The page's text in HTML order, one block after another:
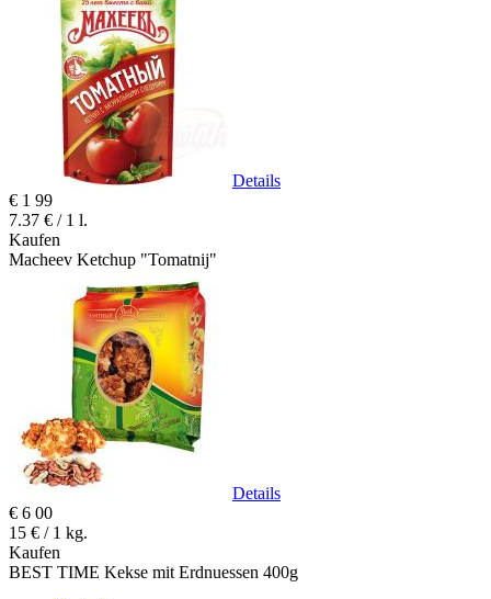
Details
€ 1 99
7.37 € / 1 l.
Kaufen
Macheev Ketchup "Tomatnij"
Details
€ 6 00
15 € / 1 kg.
Kaufen
BEST TIME Kekse mit Erdnuessen 400g